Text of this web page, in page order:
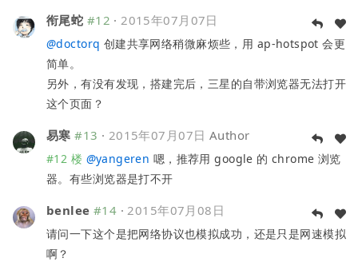
衔尾蛇 #12 · 2015年07月07日
@doctorq 创建共享网络稍微麻烦些，用 ap-hotspot 会更
简单。
另外，有没有发现，搭建完后，三星的自带浏览器无法打开
这个页面？
易寒 #13 · 2015年07月07日 Author
#12 楼 @yangeren 嗯，推荐用 google 的 chrome 浏览
器。有些浏览器是打不开
benlee #14 · 2015年07月08日
请问一下这个是把网络协议也模拟成功，还是只是网速模拟
啊？